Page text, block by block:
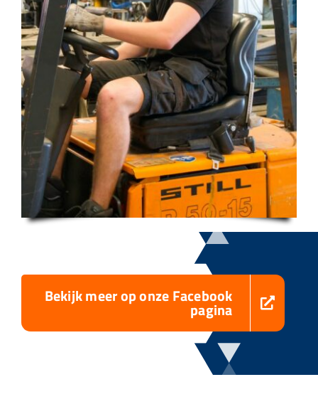
Bekijk meer op onze Facebook
pagina